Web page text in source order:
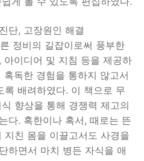
단, 고장원인 해결
정비의 길잡이로써 풍부한
이디어 및 지침 등을 제공하
독한 경험을 통하지 않고서
록 배려하였다. 이 책으로 무
향상을 통해 경쟁력 제고의
다. 혹한이나 혹서, 때로는 뜬
친 몸을 이끌고서도 사경을
하면서 마치 병든 자식을 애